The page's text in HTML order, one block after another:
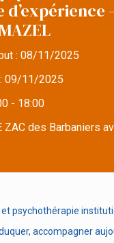
d’expérience
:08/11/2025
09/11/2025
- 18:00
ZAC des Barbaniers
et psychothérapie
accompagner